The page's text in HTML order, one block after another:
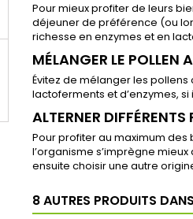
Pour mieux profiter de leurs
déjeuner de préférence (ou
richesse en enzymes et en
MÉLANGER LE POLLEN
Évitez de mélanger les
lactoferments et d’enzymes,
ALTERNER DIFFÉRENTS
Pour profiter au maximum des
l’organisme s’imprègne
ensuite choisir une autre
8 AUTRES PRODUITS